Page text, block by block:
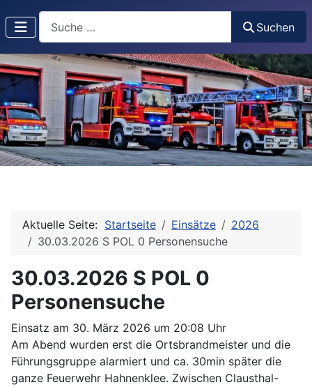
Suchen
Aktuelle Seite: Startseite Einsätze
2026
30.03.2026 S POL 0 Personensuche
30.03.2026 S POL 0
Personensuche
Einsatz am 30. März 2026 um 20:08 Uhr
Am Abend wurden erst die Ortsbrandmeister und die
Führungsgruppe alarmiert und ca. 30min später die
ganze Feuerwehr Hahnenklee. Zwischen Clausthal-